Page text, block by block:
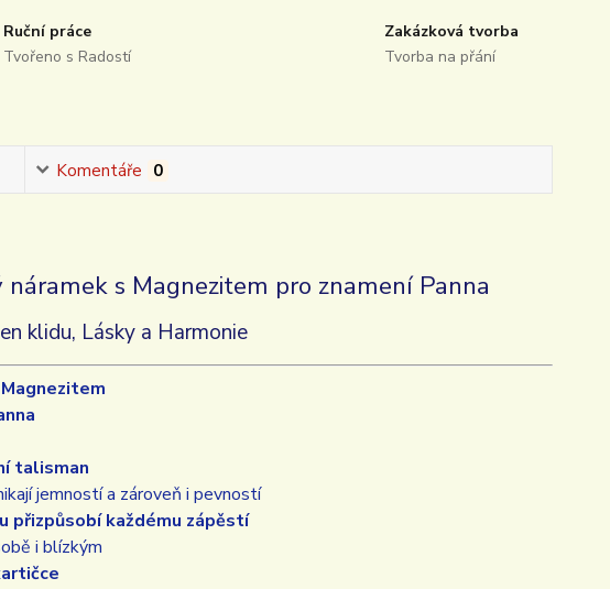
Ruční práce
Tvořeno s Radostí
Zakázková tvorba
Tvorba na přání
Komentáře 0
s Magnezitem pro znamení Panna
klidu, Lásky a Harmonie
talisman
jemností a zároveň i pevností
přizpůsobí každému zápěstí
i blízkým